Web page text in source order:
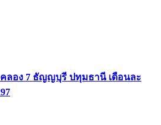
คลอง 7 ธัญญบุรี ปทุมธานี เดือนละ